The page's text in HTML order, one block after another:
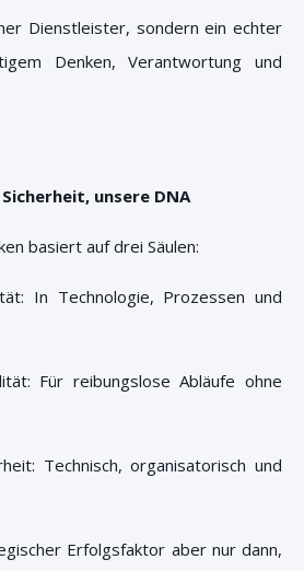
Dienstleister, sondern ein echter
Denken, Verantwortung und
unsere DNA
basiert auf drei Säulen:
: In Technologie, Prozessen und
: Für reibungslose Abläufe ohne
: Technisch, organisatorisch und
Erfolgsfaktor aber nur dann,